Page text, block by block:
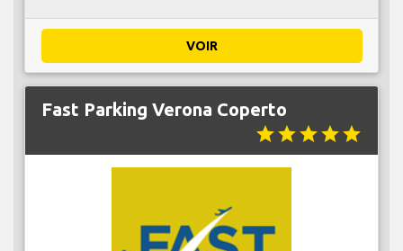
VOIR
Fast Parking Verona Coperto
starstarstarstarstar